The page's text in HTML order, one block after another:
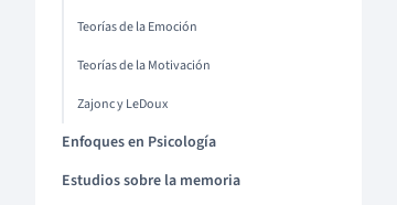
Teorías de la Emoción
Teorías de la Motivación
Zajonc y LeDoux
Enfoques en Psicología
Estudios sobre la memoria